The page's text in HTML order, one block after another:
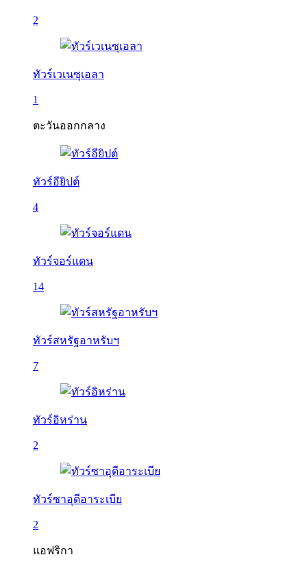
2
ทัวร์เวเนซุเอลา
1
ตะวันออกกลาง
ทัวร์อียิปต์
4
ทัวร์จอร์แดน
14
ทัวร์สหรัฐอาหรับฯ
7
ทัวร์อิหร่าน
2
ทัวร์ซาอุดีอาระเบีย
2
แอฟริกา